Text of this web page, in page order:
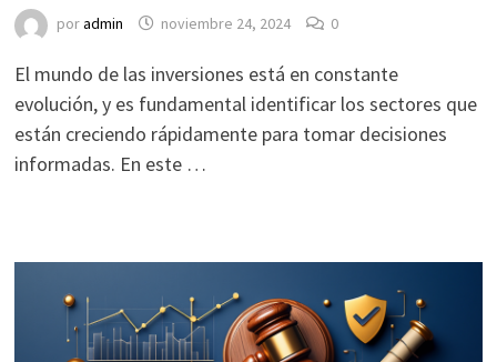
poradmin noviembre 24, 2024 0
El mundo de las inversiones está en constante
evolución, y es fundamental identificar los sectores que
están creciendo rápidamente para tomar decisiones
informadas. En este …